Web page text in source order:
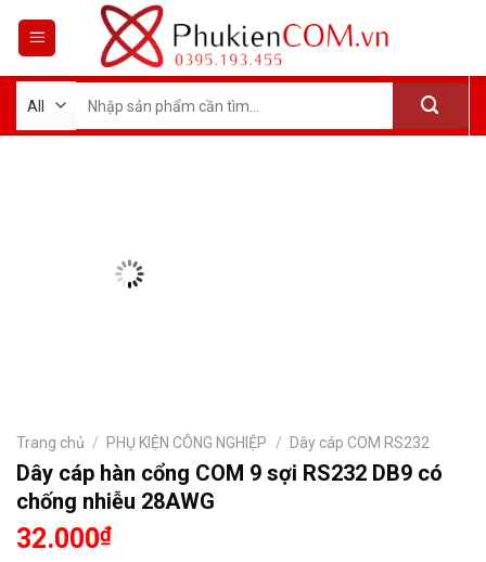
kiếm:
Trang chủ / PHỤ KIỆN CÔNG NGHIỆP / Dây cáp COM RS232
Dây cáp hàn cổng COM 9 sợi RS232 DB9 có
chống nhiễu 28AWG
32.000₫